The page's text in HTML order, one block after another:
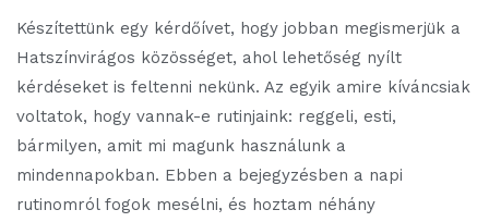
Készítettünk egy kérdőívet, hogy jobban megismerjük a
Hatszínvirágos közösséget, ahol lehetőség nyílt
kérdéseket is feltenni nekünk. Az egyik amire kíváncsiak
voltatok, hogy vannak-e rutinjaink: reggeli, esti,
bármilyen, amit mi magunk használunk a
mindennapokban. Ebben a bejegyzésben a napi
rutinomról fogok mesélni, és hoztam néhány